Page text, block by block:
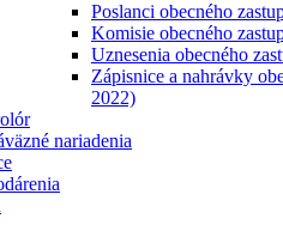
Poslanci obecného
Komisie obecného
Uznesenia obecného
Zápisnice a nahrávky
2022)
nariadenia